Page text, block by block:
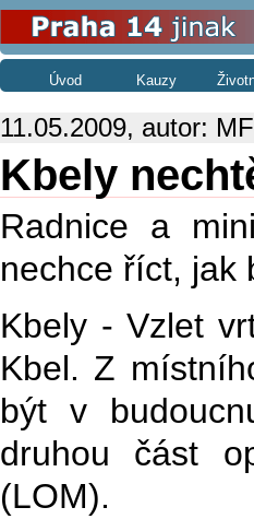
Úvod Kauzy
11.05.2009, autor:
Kbely
Radnice a
nechce říct, jak
Kbely - Vzlet
Kbel. Z
být v
druhou část
(LOM).